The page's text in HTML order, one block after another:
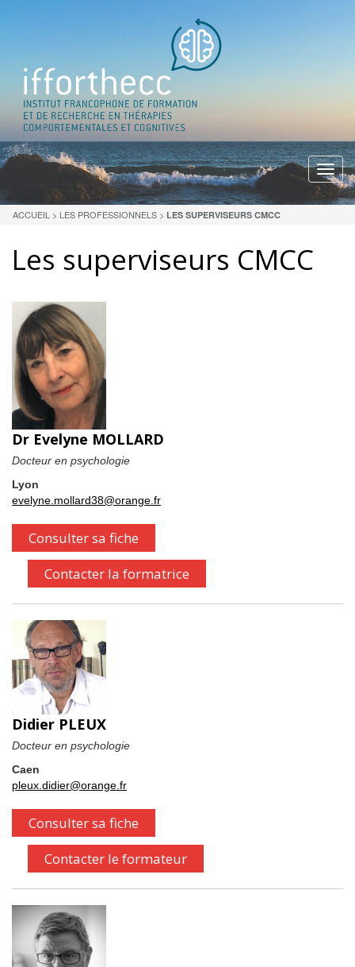
Menu
ACCUEIL > LES PROFESSIONNELS > LES SUPERVISEURS CMCC
Les superviseurs CMCC
Dr Evelyne MOLLARD
Docteur en psychologie
Lyon
evelyne.mollard38@orange.fr
Consulter sa fiche
Contacter la formatrice
Didier PLEUX
Docteur en psychologie
Caen
pleux.didier@orange.fr
Consulter sa fiche
Contacter le formateur